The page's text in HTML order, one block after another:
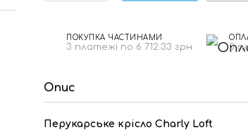
ПОКУПКА ЧАСТИНАМИ
3 платежі по 6 712.33 грн 3
Опис
Перукарське крісло Charly Loft